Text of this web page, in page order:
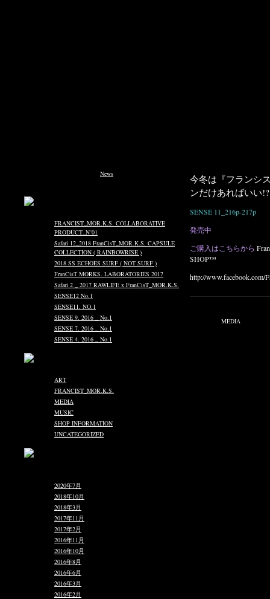
News
FRANCIST_MOR.K.S. COLLABORATIVE
PRODUCT_N˚01
Safari 12_2018 FranCisT_MOR.K.S. CAPSULE
COLLECTION ( RAINBOWRISE )
2018 SS ECHOES SURF ( NOT SURF )
FranCisT MORKS. LABORATORIES 2017
Safari 2 _ 2017 RAWLIFE x FranCisT_MOR.K.S.
SENSE12 No.1
SENSE11. NO.1
SENSE 9. 2016 _ No.1
SENSE 7. 2016 _ No.1
SENSE 4. 2016 _ No.1
ART
FRANCIST_MOR.K.S.
MEDIA
MUSIC
SHOP INFORMATION
UNCATEGORIZED
2020年7月
2018年10月
2018年3月
2017年11月
2017年2月
2016年11月
2016年10月
2016年8月
2016年6月
2016年3月
2016年2月
今冬は『フランシ
ンだけあればいい!?
SENSE 11_216p-217p
発売中
ご購入はこちらから
SHOP™
http://www.facebook.com/
MEDIA